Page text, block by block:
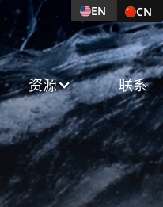
EN 英语 CN
资源 联系